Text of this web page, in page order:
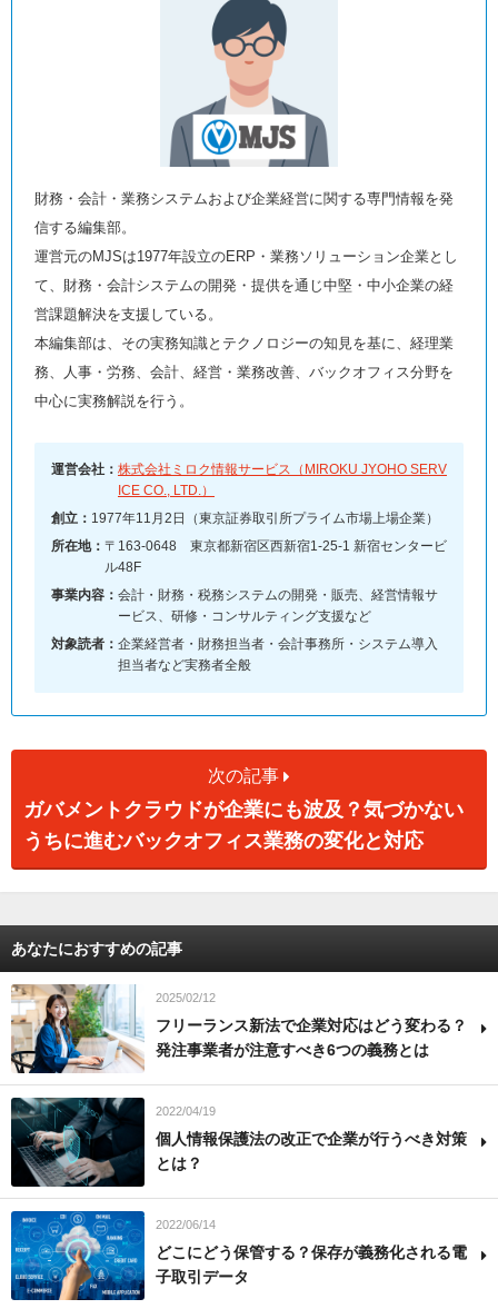
財務・会計・業務システムおよび企業経営に関する専門情報を発
信する編集部。
運営元のMJSは1977年設立のERP・業務ソリューション企業とし
て、財務・会計システムの開発・提供を通じ中堅・中小企業の経
営課題解決を支援している。
本編集部は、その実務知識とテクノロジーの知見を基に、経理業
務、人事・労務、会計、経営・業務改善、バックオフィス分野を
中心に実務解説を行う。
運営会社： 株式会社ミロク情報サービス（MIROKU JYOHO SERV
ICE CO., LTD.）
創立： 1977年11月2日（東京証券取引所プライム市場上場企業）
所在地： 〒163-0648 東京都新宿区西新宿1-25-1 新宿センタービ
ル48F
事業内容： 会計・財務・税務システムの開発・販売、経営情報サ
ービス、研修・コンサルティング支援など
対象読者： 企業経営者・財務担当者・会計事務所・システム導入
担当者など実務者全般
次の記事
ガバメントクラウドが企業にも波及？気づかない
うちに進むバックオフィス業務の変化と対応
あなたにおすすめの記事
2025/02/12
フリーランス新法で企業対応はどう変わる？
発注事業者が注意すべき6つの義務とは
2022/04/19
個人情報保護法の改正で企業が行うべき対策
とは？
2022/06/14
どこにどう保管する？保存が義務化される電
子取引データ